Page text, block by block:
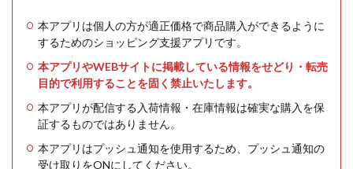
本アプリは個人の方が適正価格で商品購入ができるように
するためのショッピング支援アプリです。
本アプリやWEBサイトに掲載している情報をせどり・転売
目的で利用することを固く禁止いたします。
本アプリが配信する入荷情報・在庫情報は確実な購入を保
証するものではありません。
本アプリはプッシュ通知を使用するため、プッシュ通知の
受け取りをONにしてください。